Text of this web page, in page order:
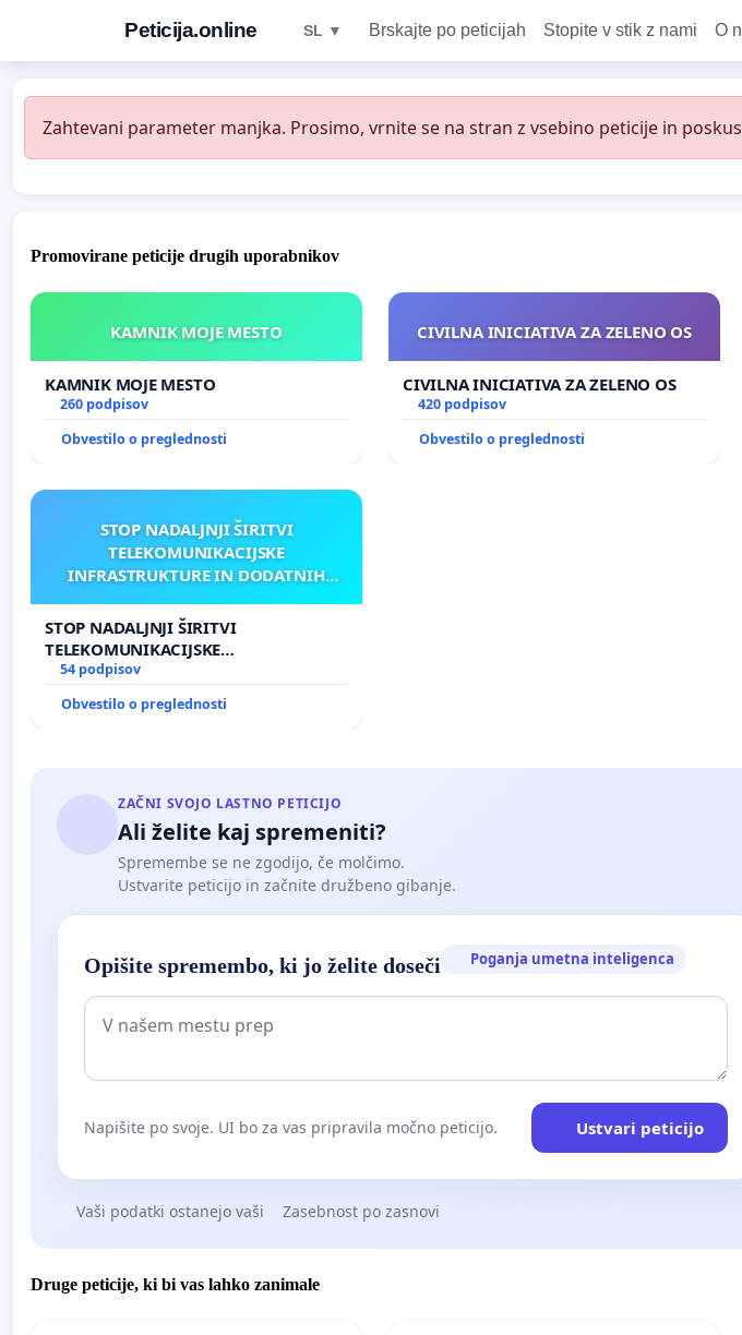
Peticija.online SL ▼ Brskajte po peticijah Stopite v stik z nami O
Zahtevani parameter manjka. Prosimo, vrnite se na stran z vsebino peticije in
Promovirane peticije drugih uporabnikov
KAMNIK MOJE MESTO
KAMNIK MOJE MESTO
260 podpisov
Obvestilo o preglednosti
CIVILNA INICIATIVA ZA ZELENO OS
CIVILNA INICIATIVA ZA ZELENO OS
420 podpisov
Obvestilo o preglednosti
STOP NADALJNJI ŠIRITVI
TELEKOMUNIKACIJSKE
INFRASTRUKTURE IN DODATNIH
STOP NADALJNJI ŠIRITVI
TELEKOMUNIKACIJSKE
INFRASTRUKTURE IN DODATNIH
ANTEN V GRADIŠČAKU
54 podpisov
Obvestilo o preglednosti
ZAČNI SVOJO LASTNO PETICIJO
Ali želite kaj spremeniti?
Spremembe se ne zgodijo, če molčimo.
Ustvarite peticijo in začnite družbeno gibanje.
Opišite spremembo, ki jo želite doseči Poganja umetna inteligenca
Napišite po svoje. UI bo za vas pripravila močno peticijo. Ustvari peticijo
Vaši podatki ostanejo vaši Zasebnost po zasnovi
Druge peticije, ki bi vas lahko zanimale